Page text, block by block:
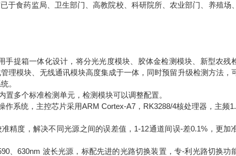
于食药监局、卫生部门、高教院校、科研院所、农业部门、养殖场
手提箱一体化设计，将分光光度模块、胶体金检测模块、新型农残
理模块、无线通讯模块高度集成于一体，同时预留升级检测方法，
。
多个标准检测单元，检测模块可以调整配置。
系统，主控芯片采用ARM Cortex-A7，RK3288/4核处理器，主频
精度，解决不同光源之间的误差值，1-12通道间误-差0.1%，更加
、630nm 波长光源，标配先进的光路切换装置，专-利光路切换功